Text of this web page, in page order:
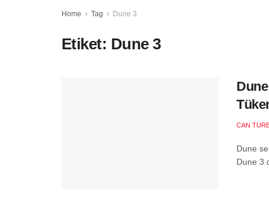
Home Tag Dune 3
Etiket: Dune 3
CAN
Dune
Dune 3